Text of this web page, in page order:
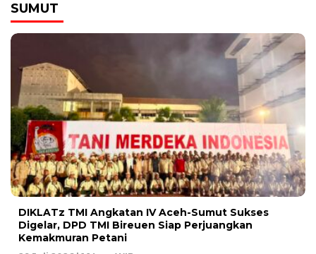
SUMUT
DIKLATz TMI Angkatan IV Aceh-Sumut Sukses
Digelar, DPD TMI Bireuen Siap Perjuangkan
Kemakmuran Petani